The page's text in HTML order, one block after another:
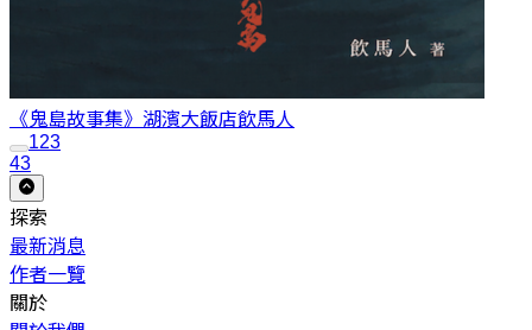
《鬼島故事集》湖濱大飯店飲馬人
123
43
探索
最新消息
作者一覽
關於